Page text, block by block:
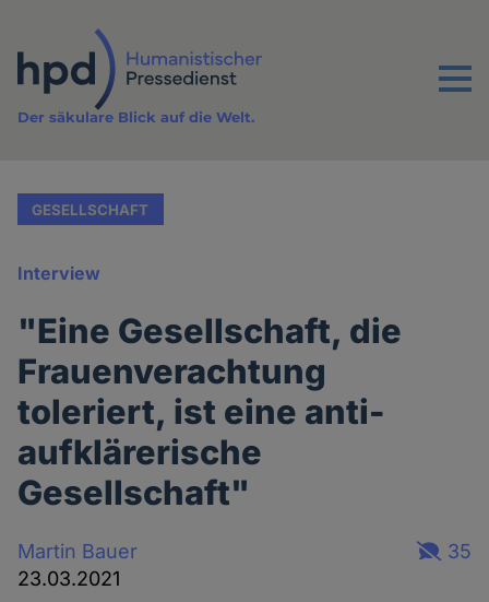
Inhalt
Menu
Der säkulare Blick auf die Welt.
GESELLSCHAFT
Interview
"Eine Gesellschaft, die
Frauenverachtung
toleriert, ist eine anti-
aufklärerische
Gesellschaft"
Martin Bauer
23.03.2021
35